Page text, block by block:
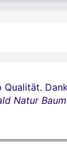
Qualität.
Natur